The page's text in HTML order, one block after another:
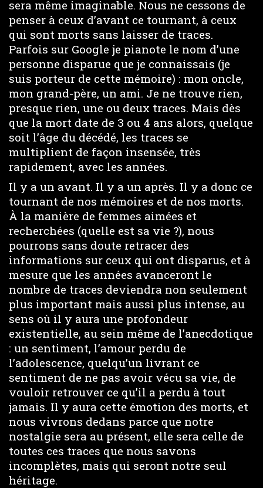
sera même imaginable. Nous ne cessons de
penser à ceux d’avant ce tournant, à ceux
qui sont morts sans laisser de traces.
Parfois sur Google je pianote le nom d’une
personne disparue que je connaissais (je
suis porteur de cette mémoire) : mon oncle,
mon grand-père, un ami. Je ne trouve rien,
presque rien, une ou deux traces. Mais dès
que la mort date de 3 ou 4 ans alors, quelque
soit l’âge du décédé, les traces se
multiplient de façon insensée, très
rapidement, avec les années.
Il y a un avant. Il y a un après. Il y a donc ce
tournant de nos mémoires et de nos morts.
À la manière de femmes aimées et
recherchées (quelle est sa vie ?), nous
pourrons sans doute retracer des
informations sur ceux qui ont disparus, et à
mesure que les années avanceront le
nombre de traces deviendra non seulement
plus important mais aussi plus intense, au
sens où il y aura une profondeur
existentielle, au sein même de l’anecdotique
: un sentiment, l’amour perdu de
l’adolescence, quelqu’un livrant ce
sentiment de ne pas avoir vécu sa vie, de
vouloir retrouver ce qu’il a perdu à tout
jamais. Il y aura cette émotion des morts, et
nous vivrons dedans parce que notre
nostalgie sera au présent, elle sera celle de
toutes ces traces que nous savons
incomplètes, mais qui seront notre seul
héritage.